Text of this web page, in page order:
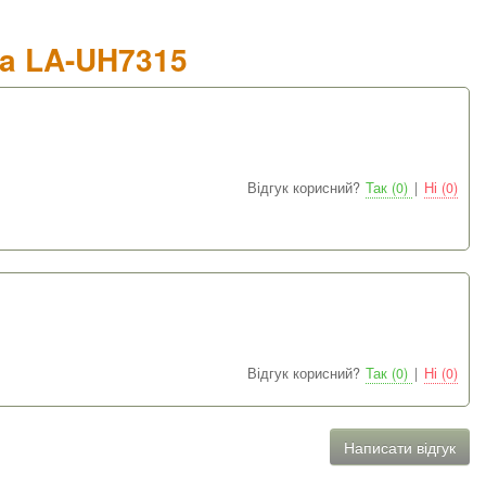
LA-UH7315
Відгук корисний? Так (0) | Ні (0)
Відгук корисний? Так (0) | Ні (0)
Написати відгук